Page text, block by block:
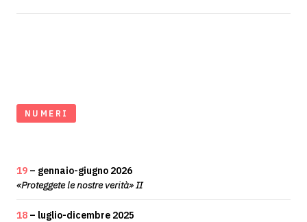
NUMERI
19 – gennaio-giugno 2026
«Proteggete le nostre verità» II
18 – luglio-dicembre 2025